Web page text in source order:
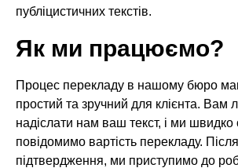
публіцистичних текстів.
Як ми працюємо?
Процес перекладу в нашому бюро
простий та зручний для клієнта. Вам
надіслати нам ваш текст, і ми швидко
повідомимо вартість перекладу.
підтвердження, ми приступимо до